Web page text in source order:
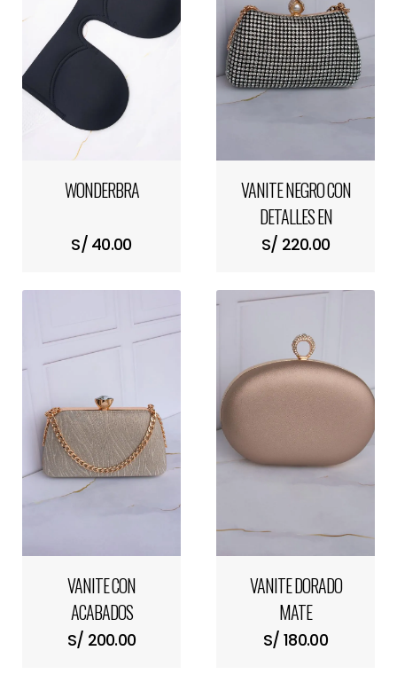
WONDERBRA
S/ 40.00
VANITE NEGRO CON
DETALLES EN
PEDRERÍA PLATEADA
S/ 220.00
VANITE CON
ACABADOS
BRILLANTES
S/ 200.00
VANITE DORADO
MATE
S/ 180.00